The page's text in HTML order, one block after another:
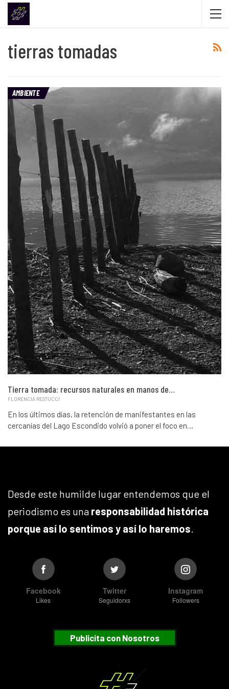
tierras tomadas
AMBIENTE
Tierra tomada: recursos naturales en manos de…
FLORENCIA RESTUCCI
En los últimos días, la retención de manifestantes en las
cercanías del Lago Escondido volvió a poner el foco en…
Desde este humilde lugar entendemos que el
periodismo es una responsabilidad histórica
porque así lo sentimos y así lo haremos.
Facebook
Likes
Twitter
Seguidorxs
Instagram
Followers
Publicita con Nosotros